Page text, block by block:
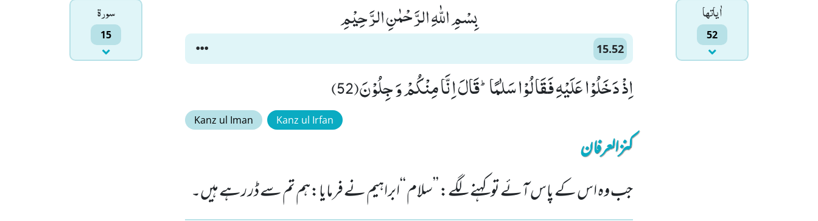
سورۃ
15
اٰياتها
52
بِسْمِ اللّٰهِ الرَّحْمٰنِ الرَّحِیْمِ
15.52
اِذْ دَخَلُوْا عَلَیْهِ فَقَالُوْا سَلٰمًاؕ-قَالَ اِنَّا مِنْكُمْ وَ جِلُوْنَ(52)
Kanz ul Iman Kanz ul Irfan
کنزالعرفان
جب وہ اس کے پاس آئے تو کہنے لگے: ’’سلام ‘‘ابراہیم نے فرمایا:ہم تم سے ڈر رہے ہیں۔